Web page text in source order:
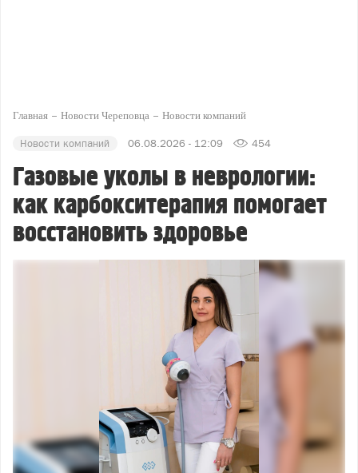
Главная Новости Череповца Новости компаний
Новости компаний 06.08.2026 - 12:09 454
Газовые уколы в неврологии:
как карбокситерапия помогает
восстановить здоровье